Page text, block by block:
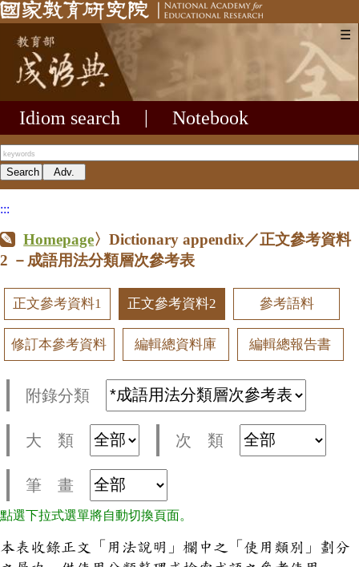
☰
Idiom search Notebook
:::
Homepage〉Dictionary appendix／正文參考資料
2 －成語用法分類層次參考表
正文參考資料1 正文參考資料2 參考語料
修訂本參考資料 編輯總資料庫 編輯總報告書
附錄分類
大 類 次 類
筆 畫
點選下拉式選單將自動切換頁面。
本表收錄正文「用法說明」欄中之「使用類別」劃分